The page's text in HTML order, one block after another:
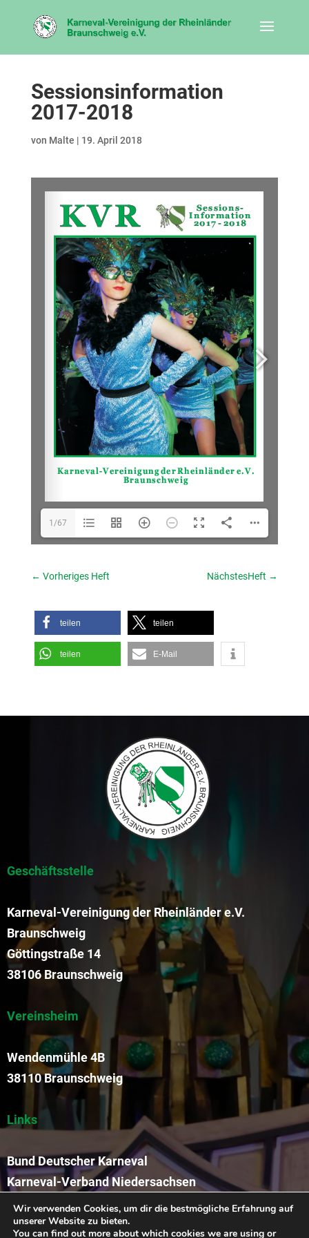
Sessionsinformation
2017-2018
von Malte | 19. April 2018
1/67
← Vorheriges Heft NächstesHeft →
teilen teilen
teilen E-Mail
Geschäftsstelle
Karneval-Vereinigung der Rheinländer e.V.
Braunschweig
Göttingstraße 14
38106 Braunschweig
Vereinsheim
Wendenmühle 4B
38110 Braunschweig
Links
Bund Deutscher Karneval
Karneval-Verband Niedersachsen
Funkengarde der KVR
Wir verwenden Cookies, um dir die bestmögliche Erfahrung auf
unserer Website zu bieten.
You can find out more about which cookies we are using or